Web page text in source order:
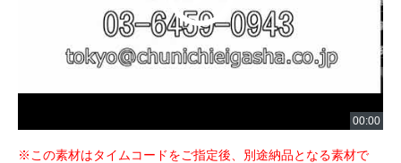
※この素材はタイムコードをご指定後、別途納品となる素材で